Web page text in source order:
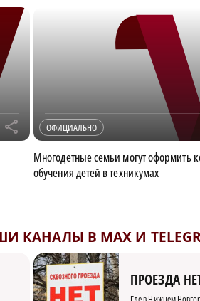
r ОФИЦИАЛЬНО
Многодетные семьи могут оформить
обучения детей в техникумах
В MAX И
ПРОЕЗДА